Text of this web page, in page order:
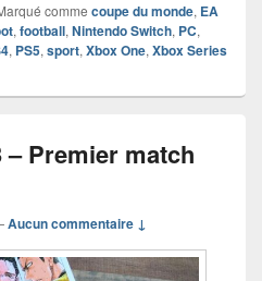
comme coupe du monde, EA
, football, Nintendo Switch, PC,
, PS5, sport, Xbox One, Xbox Series
– Premier match
Aucun commentaire ↓